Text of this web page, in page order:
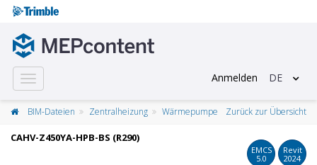
Toggle
navigation
Anmelden DE
BIM-Dateien Zentralheizung Wärmepumpe Zurück zur Übersicht
CAHV-Z450YA-HPB-BS (R290)
EMCS
5.0
Revit
2024